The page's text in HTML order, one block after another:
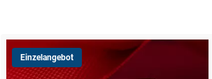
Einzelangebot